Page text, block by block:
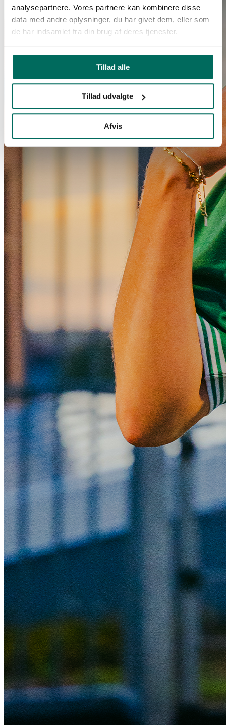
analysepartnere. Vores partnere kan kombinere disse
data med andre oplysninger, du har givet dem, eller som
de har indsamlet fra din brug af deres tjenester.
Tillad alle
Tillad udvalgte
Afvis